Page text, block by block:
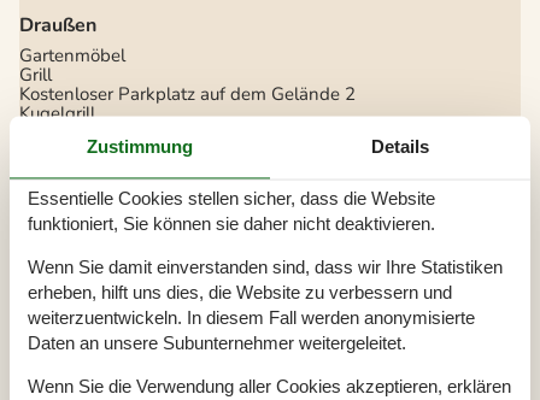
Draußen
Gartenmöbel
Grill
Kostenloser Parkplatz auf dem Gelände 2
Kugelgrill
Drinnen
Kaminofen
Klimaanlage
Rauchmelder
Elektrogeräte
1 Fernseher
DK-DR1/TV2
Flachbildfernseher 40
Radio
Zustimmung Details
Essentielle Cookies stellen sicher, dass die Website
funktioniert, Sie können sie daher nicht deaktivieren.
Wenn Sie damit einverstanden sind, dass wir Ihre Statistiken
erheben, hilft uns dies, die Website zu verbessern und
weiterzuentwickeln. In diesem Fall werden anonymisierte
Daten an unsere Subunternehmer weitergeleitet.
Wenn Sie die Verwendung aller Cookies akzeptieren, erklären